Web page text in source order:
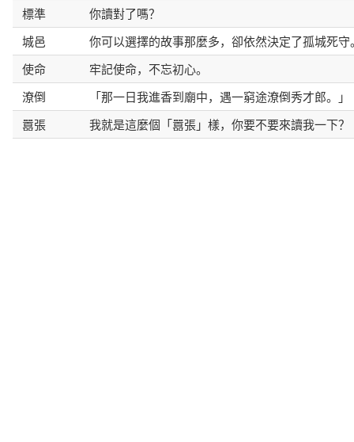
標準
你讀對了嗎？
城邑
你可以選擇的故事那麼多，卻依然決定了孤城死守
使命
牢記使命，不忘初心。
潦倒
「那一日我進香到廟中，遇一窮途潦倒秀才郎。」
囂張
我就是這麼個「囂張」樣，你要不要來讀我一下？